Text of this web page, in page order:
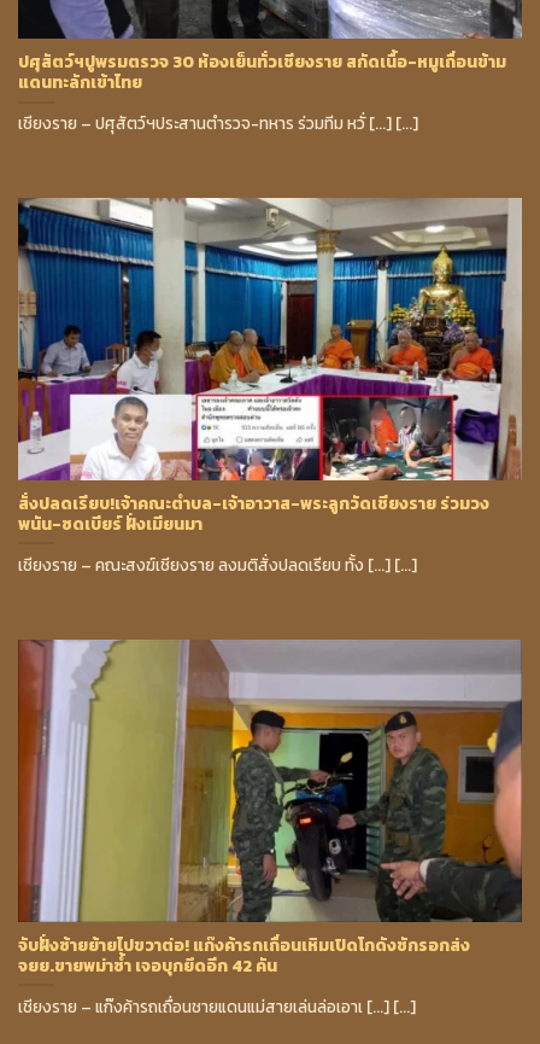
ปศุสัตว์ฯปูพรมตรวจ 30 ห้องเย็นทั่วเชียงราย สกัดเนื้อ-หมูเถื่อนข้าม
แดนทะลักเข้าไทย
เชียงราย – ปศุสัตว์ฯประสานตำรวจ-ทหาร ร่วมทีม หวั่ [...] [...]
สั่งปลดเรียบ!เจ้าคณะตำบล-เจ้าอาวาส-พระลูกวัดเชียงราย ร่วมวง
พนัน-ซดเบียร์ ฝั่งเมียนมา
เชียงราย – คณะสงฆ์เชียงราย ลงมติสั่งปลดเรียบ ทั้ง [...] [...]
จับฝั่งซ้ายย้ายไปขวาต่อ! แก๊งค้ารถเถื่อนเหิมเปิดโกดังชักรอกส่ง
จยย.ขายพม่าซ้ำ เจอบุกยึดอีก 42 คัน
เชียงราย – แก๊งค้ารถเถื่อนชายแดนแม่สายเล่นล่อเอาเ [...] [...]